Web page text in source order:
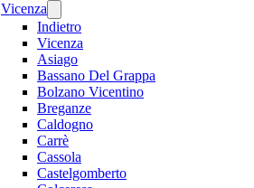
Vicenza
Indietro
Vicenza
Asiago
Bassano Del Grappa
Bolzano Vicentino
Breganze
Caldogno
Carrè
Cassola
Castelgomberto